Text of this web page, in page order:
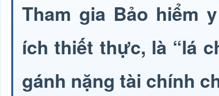
Tham gia Bảo hiểm
ích thiết thực, là “lá
gánh nặng tài chính